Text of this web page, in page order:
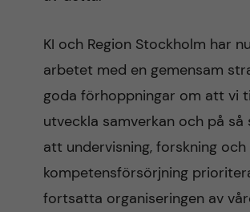
KI och Region Stockholm har
arbetet med en gemensam
goda förhoppningar om att vi
utveckla samverkan och på så
att undervisning, forskning
kompetensförsörjning
fortsatta organiseringen av